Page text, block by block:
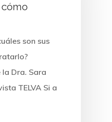
son sus
Dra. Sara
TELVA Si a